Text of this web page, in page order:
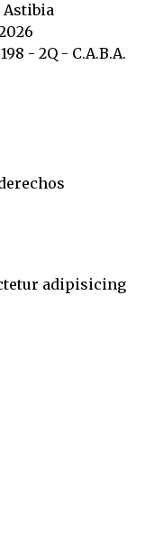
Astibia
- 2Q - C.A.B.A.
adipisicing